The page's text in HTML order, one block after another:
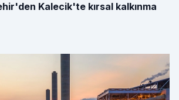
Kalecik'te kırsal kalkınma